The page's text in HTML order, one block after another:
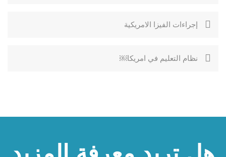
إجراءات الفيزا الامريكية
نظام التعليم في امريكا￼